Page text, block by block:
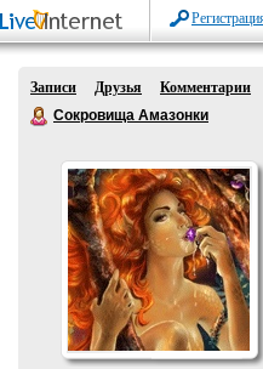
Записи Друзья
Комментарии
Сокровища Амазонки